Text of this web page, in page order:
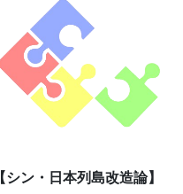
【シン・日本列島改造論】